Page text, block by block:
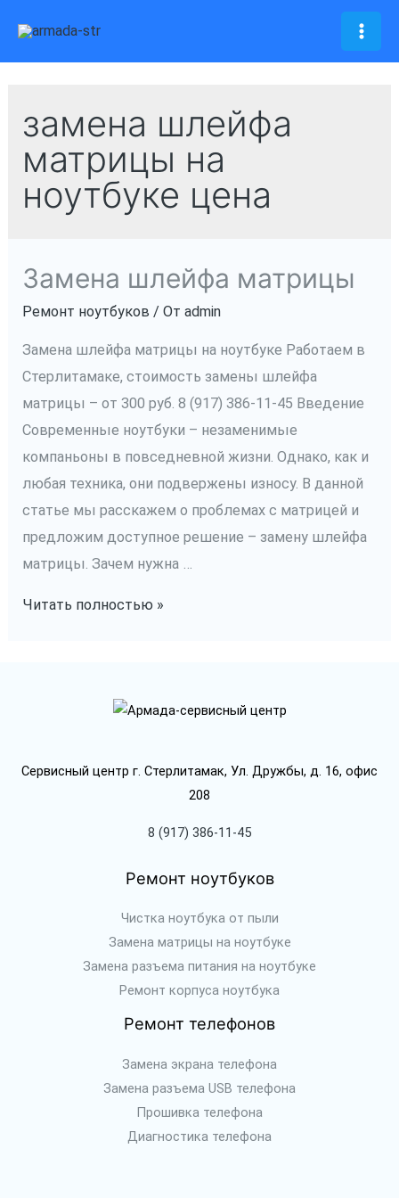
содержимому
замена шлейфа
матрицы на
ноутбуке цена
Замена шлейфа матрицы
Ремонт ноутбуков / От admin
Замена шлейфа матрицы на ноутбуке Работаем в
Стерлитамаке, стоимость замены шлейфа
матрицы – от 300 руб. 8 (917) 386-11-45 Введение
Современные ноутбуки – незаменимые
компаньоны в повседневной жизни. Однако, как и
любая техника, они подвержены износу. В данной
статье мы расскажем о проблемах с матрицей и
предложим доступное решение – замену шлейфа
матрицы. Зачем нужна …
Замена
Читать полностью »
Сервисный центр г. Стерлитамак, Ул. Дружбы, д. 16, офис
208
8 (917) 386-11-45
Ремонт ноутбуков
Чистка ноутбука от пыли
Замена матрицы на ноутбуке
Замена разъема питания на ноутбуке
Ремонт корпуса ноутбука
Ремонт телефонов
Замена экрана телефона
Замена разъема USB телефона
Прошивка телефона
Диагностика телефона